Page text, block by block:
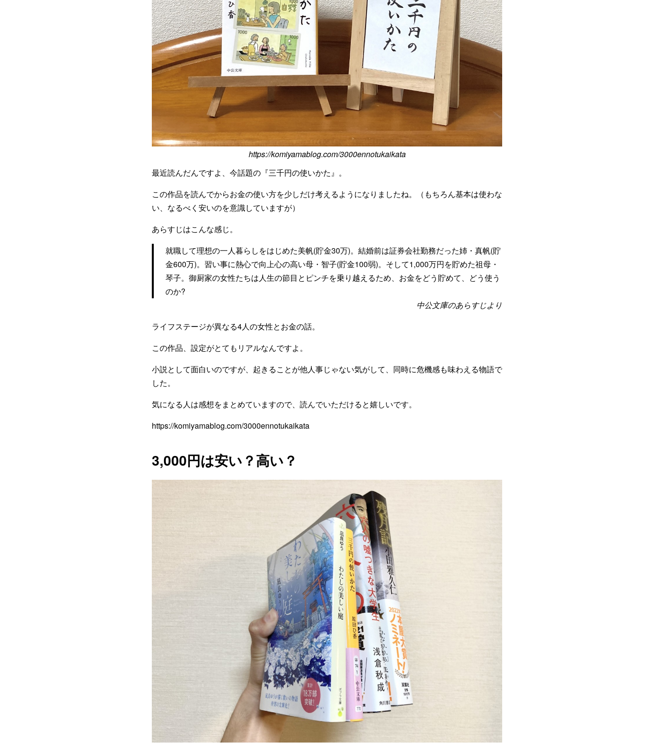
https://komiyamablog.com/3000ennotukaikata
最近読んだんですよ、今話題の『三千円の使いかた』。
この作品を読んでからお金の使い方を少しだけ考えるようになりましたね。（もちろん基本は使わな
い、なるべく安いのを意識していますが）
あらすじはこんな感じ。
就職して理想の一人暮らしをはじめた美帆(貯金30万)。結婚前は証券会社勤務だった姉・真帆(貯
金600万)。習い事に熱心で向上心の高い母・智子(貯金100弱)。そして1,000万円を貯めた祖母・
琴子。御厨家の女性たちは人生の節目とピンチを乗り越えるため、お金をどう貯めて、どう使う
のか?
中公文庫のあらすじより
ライフステージが異なる4人の女性とお金の話。
この作品、設定がとてもリアルなんですよ。
小説として面白いのですが、起きることが他人事じゃない気がして、同時に危機感も味わえる物語で
した。
気になる人は感想をまとめていますので、読んでいただけると嬉しいです。
https://komiyamablog.com/3000ennotukaikata
3,000円は安い？高い？